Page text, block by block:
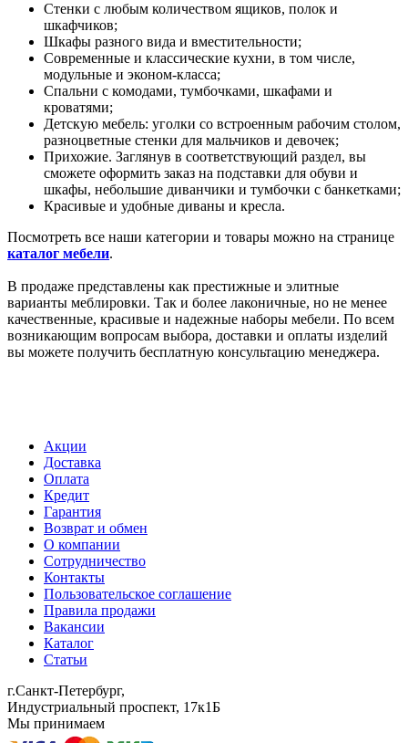
Стенки с любым количеством ящиков, полок и
шкафчиков;
Шкафы разного вида и вместительности;
Современные и классические кухни, в том числе,
модульные и эконом-класса;
Спальни с комодами, тумбочками, шкафами и
кроватями;
Детскую мебель: уголки со встроенным рабочим столом,
разноцветные стенки для мальчиков и девочек;
Прихожие. Заглянув в соответствующий раздел, вы
сможете оформить заказ на подставки для обуви и
шкафы, небольшие диванчики и тумбочки с банкетками;
Красивые и удобные диваны и кресла.
Посмотреть все наши категории и товары можно на странице
каталог мебели.
В продаже представлены как престижные и элитные
варианты меблировки. Так и более лаконичные, но не менее
качественные, красивые и надежные наборы мебели. По всем
возникающим вопросам выбора, доставки и оплаты изделий
вы можете получить бесплатную консультацию менеджера.
Акции
Доставка
Оплата
Кредит
Гарантия
Возврат и обмен
О компании
Сотрудничество
Контакты
Пользовательское соглашение
Правила продажи
Вакансии
Каталог
Статьи
г.Санкт-Петербург,
Индустриальный проспект, 17к1Б
Мы принимаем